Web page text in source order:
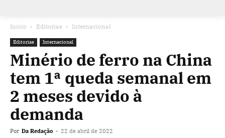
Início Editorias Internacional
Editorias Internacional
Minério de ferro na China
tem 1ª queda semanal em
2 meses devido à
demanda
Por Da Redação - 22 de abril de 2022